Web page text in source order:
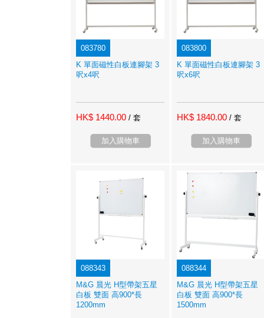
083780
K 單面磁性白板連腳架 3
呎x4呎
HK$ 1440.00 / 套
加入購物車
083800
K 單面磁性白板連腳架 3
呎x6呎
HK$ 1840.00 / 套
加入購物車
088343
M&G 晨光 H型帶架五星
白板 雙面 高900*長
1200mm
088344
M&G 晨光 H型帶架五星
白板 雙面 高900*長
1500mm